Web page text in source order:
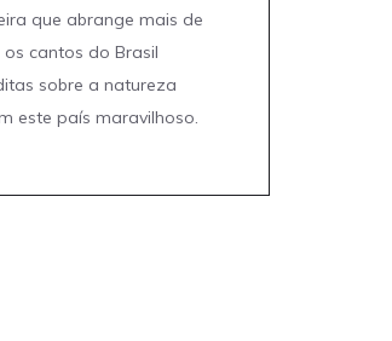
que abrange mais de
cantos do Brasil
sobre a natureza
este país maravilhoso.